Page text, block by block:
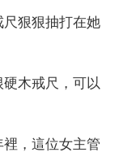
狠狠抽打在她
木戒尺，可以
，這位女主管